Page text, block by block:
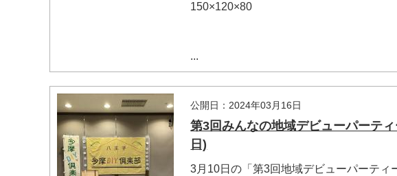
150×120×80
...
公開日：2024年03月16日
第3回みんなの地域デビューパーテ
日)
3月10日の「第3回地域デビューパーテ